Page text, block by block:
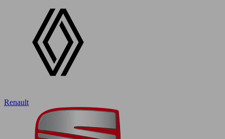
Renault